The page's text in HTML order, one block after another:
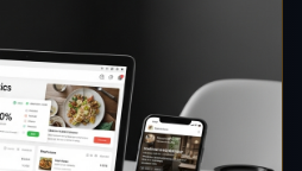
de discapacidad). Certificación
Personalización de packaging